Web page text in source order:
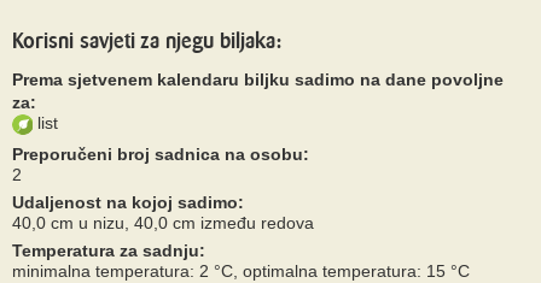
Korisni savjeti za njegu biljaka:
Prema sjetvenem kalendaru biljku sadimo na dane povoljne
za:
list
Preporučeni broj sadnica na osobu:
2
Udaljenost na kojoj sadimo:
40,0 cm u nizu, 40,0 cm između redova
Temperatura za sadnju:
minimalna temperatura: 2 °C, optimalna temperatura: 15 °C